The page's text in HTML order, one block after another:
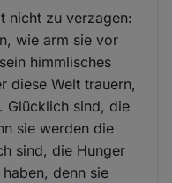
nicht zu verzagen:
wie arm sie vor
himmlisches
diese Welt trauern,
Glücklich sind, die
sie werden die
sind, die Hunger
denn sie